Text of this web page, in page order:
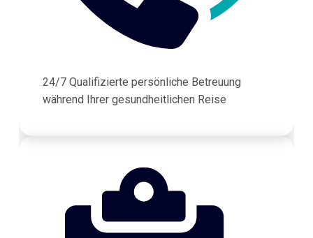
24/7 Qualifizierte persönliche Betreuung
während Ihrer gesundheitlichen Reise